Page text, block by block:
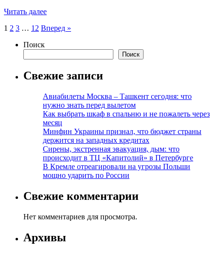
Читать далее
Пагинация
записей
1 2 3 … 12 Вперед »
Поиск
Поиск
Свежие записи
Авиабилеты Москва – Ташкент сегодня: что
нужно знать перед вылетом
Как выбрать шкаф в спальню и не пожалеть через
месяц
Минфин Украины признал, что бюджет страны
держится на западных кредитах
Сирены, экстренная эвакуация, дым: что
происходит в ТЦ «Капитолий» в Петербурге
В Кремле отреагировали на угрозы Польши
мощно ударить по России
Свежие комментарии
Нет комментариев для просмотра.
Архивы